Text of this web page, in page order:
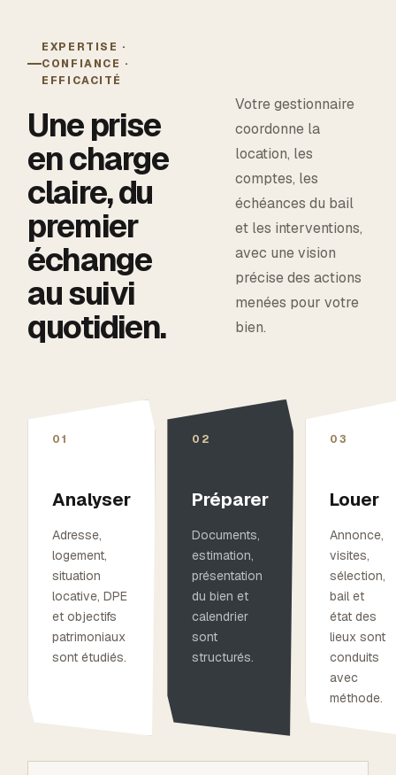
EXPERTISE ·
CONFIANCE ·
EFFICACITÉ
Une prise
en charge
claire, du
premier
échange
au suivi
quotidien.
Votre gestionnaire
coordonne la
location, les
comptes, les
échéances du bail
et les interventions,
avec une vision
précise des actions
menées pour votre
bien.
01
Analyser
Adresse,
logement,
situation
locative, DPE
et objectifs
patrimoniaux
sont étudiés.
02
Préparer
Documents,
estimation,
présentation
du bien et
calendrier
sont
structurés.
03
Louer
Annonce,
visites,
sélection,
bail et
état des
lieux sont
conduits
avec
méthode.